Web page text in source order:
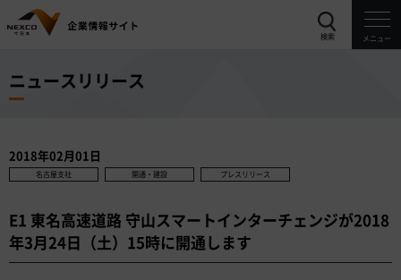
検索 メニュー
ニュースリリース
2018年02月01日
名古屋支社 開通・建設 プレスリリース
E1 東名高速道路 守山スマートインターチェンジが2018
年3月24日（土）15時に開通します